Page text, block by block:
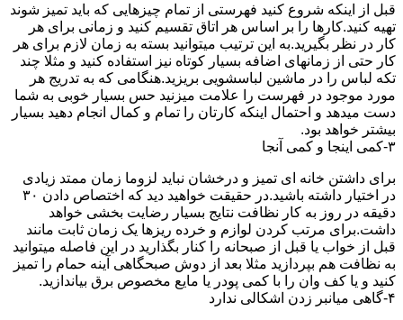
قبل از اینکه شروع کنید فهرستی از تمام چیزهایی که باید تمیز شوند
تهیه کنید.کارها را بر اساس هر اتاق تقسیم کنید و زمانی برای هر
کار در نظر بگیرید.به این ترتیب میتوانید بسته به زمان لازم برای هر
کار حتی از زمانهای اضافه بسیار کوتاه نیز استفاده کنید و مثلا چند
تکه لباس را در ماشین لباسشویی بریزید.هنگامی که به تدریج هر
مورد موجود در فهرست را علامت میزنید حس بسیار خوبی به شما
دست میدهد و احتمال اینکه کارتان را تمام و کمال انجام دهید بسیار
بیشتر خواهد بود.
۳-کمی اینجا و کمی آنجا
برای داشتن خانه ای تمیز و درخشان نباید لزوما زمان ممتد زیادی
در اختیار داشته باشید.در حقیقت خواهید دید که اختصاص دادن ۳۰
دقیقه در روز به کار نظافت نتایج بسیار رضایت بخشی خواهد
داشت.برای مرتب کردن لوازم و خرده ریزها یک زمان ثابت مانند
قبل از خواب یا قبل از صبحانه را کنار بگذارید در این فاصله میتوانید
به نظافت هم بپردازید مثلا بعد از دوش صبحگاهی آینه حمام را تمیز
کنید و یا کف وان را با کمی پودر یا مایع مخصوص برق بیاندازید.
۴-گاهی میانبر زدن اشکالی ندارد